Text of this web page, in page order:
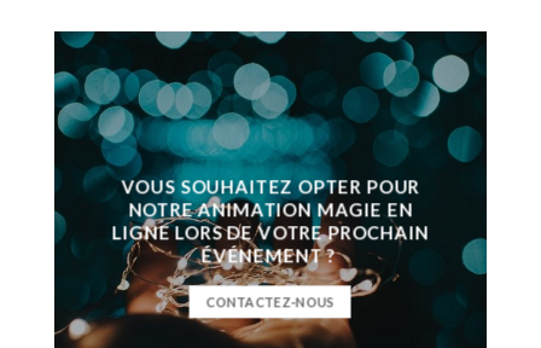
VOUS SOUHAITEZ OPTER POUR
NOTRE ANIMATION MAGIE EN
LIGNE LORS DE VOTRE PROCHAIN
ÉVÉNEMENT ?
CONTACTEZ-NOUS